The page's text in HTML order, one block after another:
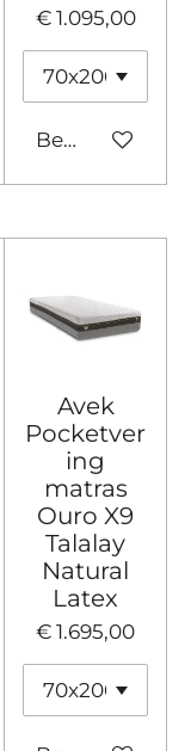
€ 1.095,00
Bekijk details
Avek
Pocketver
ing
matras
Ouro X9
Talalay
Natural
Latex
€ 1.695,00